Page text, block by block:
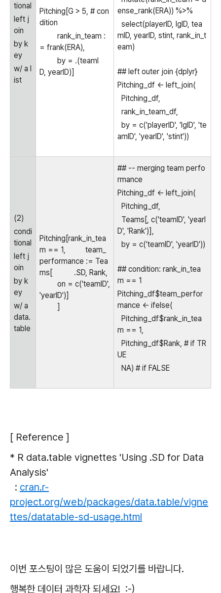
tional
left j
oin
by k
ey
w/ a l
ist
Pitching[G > 5, # con
dition
rank_in_team :
= frank(ERA),
by = .(teamI
D, yearID)]
ense_rank(ERA)) %>%
select(playerID, lgID, tea
mID, yearID, stint, rank_in_t
eam)
## left outer join {dplyr}
Pitching_df <- left_join(
Pitching_df,
rank_in_team_df,
by = c('playerID', 'lgID', 'te
amID', 'yearID', 'stint'))
(2)
condi
tional
left j
oin
by k
ey
w/ a
data.
table
Pitching[rank_in_tea
m == 1, team_
performance := Tea
ms[ .SD, Rank,
on = c('teamID',
'yearID')]
]
## -- merging team perfo
rmance
Pitching_df <- left_join(
Pitching_df,
Teams[, c('teamID', 'yearI
D', 'Rank')],
by = c('teamID', 'yearID'))
## condition: rank_in_tea
m == 1
Pitching_df$team_perfor
mance <- ifelse(
Pitching_df$rank_in_tea
m == 1,
Pitching_df$Rank, # if TR
UE
NA) # if FALSE
[ Reference ]
* R data.table vignettes 'Using .SD for Data
Analysis'
: cran.r-
project.org/web/packages/data.table/vigne
ttes/datatable-sd-usage.html
이번 포스팅이 많은 도움이 되었기를 바랍니다.
행복한 데이터 과학자 되세요! :-)